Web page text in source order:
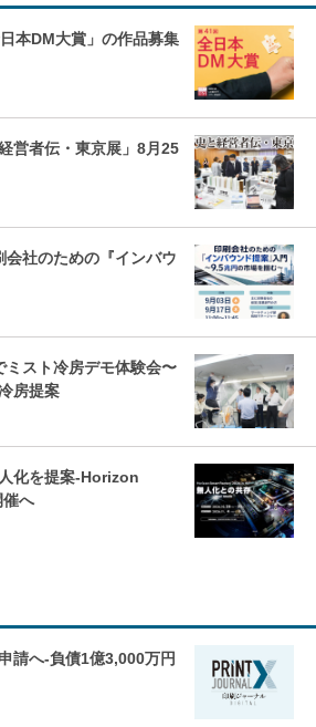
本DM大賞」の作品募集
営者伝・東京展」8月25
会社のための『インバウ
ミスト冷房デモ体験会〜
房提案
化を提案-Horizon
へ
請へ-負債1億3,000万円